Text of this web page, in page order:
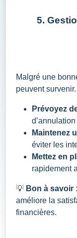
5.
Malgré une
peuvent
Prévoyez
Maintenez
éviter les
Mettez en
rapidement
💡 Bon à savoir :
améliore la
financières.